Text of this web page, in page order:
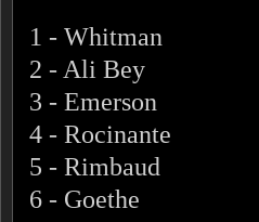
1 - Whitman
2 - Ali Bey
3 - Emerson
4 - Rocinante
5 - Rimbaud
6 - Goethe